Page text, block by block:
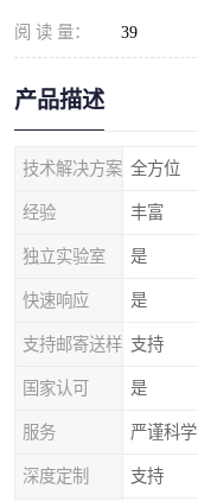
阅 读 量： 39
产品描述
技术解决方案 全方位
经验 丰富
独立实验室 是
快速响应 是
支持邮寄送样 支持
国家认可 是
服务 严谨科学
深度定制 支持